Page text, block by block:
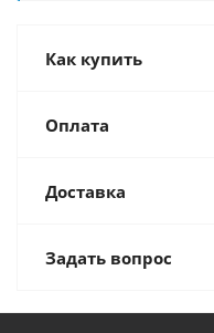
Как купить
Оплата
Доставка
Задать вопрос